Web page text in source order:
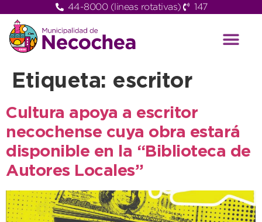
44-8000 (lineas rotativas) 147
Etiqueta: escritor
Cultura apoya a escritor
necochense cuya obra estará
disponible en la “Biblioteca de
Autores Locales”